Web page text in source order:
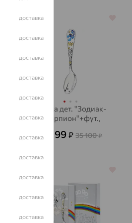
64%
Ложка дет. "Зодиак-
Скорпион"+фут.,
17 199₽ 35 100₽
доставка
доставка
доставка
доставка
доставка
доставка
доставка
доставка
доставка
доставка
доставка